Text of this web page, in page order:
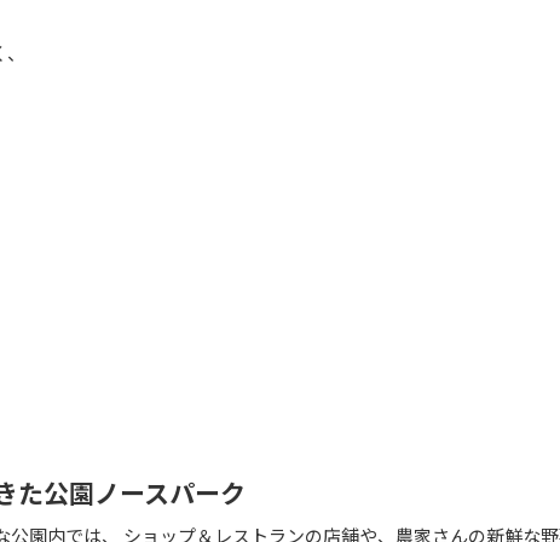
た公園ノースパーク
園内では、 ショップ＆レストランの店舗や、農家さんの新鮮な